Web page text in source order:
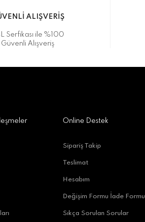
Antalya
ALIŞVERİŞ
Serfikası ile %100
Güvenli Alışveriş
Online Destek
Sipariş Takip
Teslimat
Hesabım
Değişim Formu İade Formu
Sıkça Sorulan Sorular